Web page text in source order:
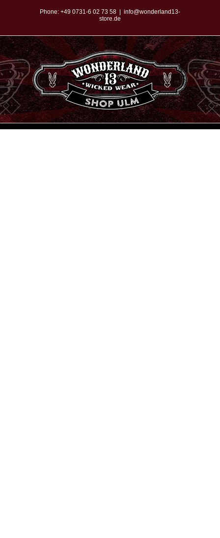
springen
Phone: +49 0731-6 02 73 58
info@wonderland13-
store.de